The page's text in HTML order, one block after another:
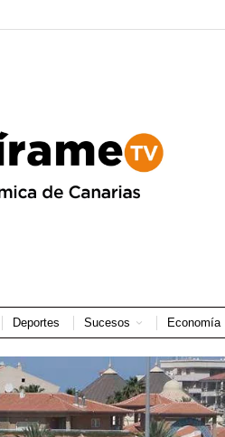
Deportes Sucesos Economía